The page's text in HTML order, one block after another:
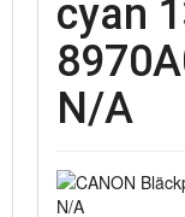
cyan
N/A